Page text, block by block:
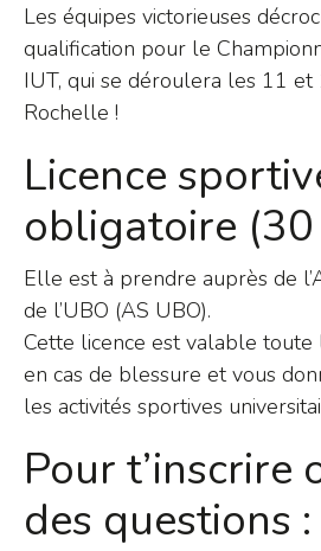
Les équipes victorieuses
qualification pour le
IUT, qui se déroulera les 11
Rochelle !
Licence
obligatoire (30
Elle est à prendre auprès de
de l’UBO (AS UBO).
Cette licence est valable toute
en cas de blessure et vous
les activités sportives
Pour t’inscrire
des questions :